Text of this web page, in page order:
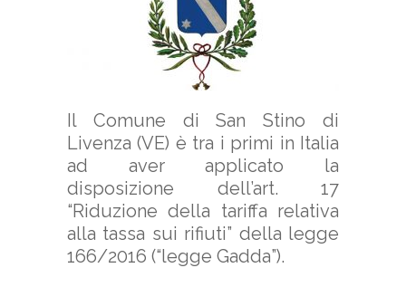
Il Comune di San Stino di
Livenza (VE) è tra i primi in Italia
ad aver applicato la
disposizione dell’art. 17
“Riduzione della tariffa relativa
alla tassa sui rifiuti” della legge
166/2016 (“legge Gadda”).